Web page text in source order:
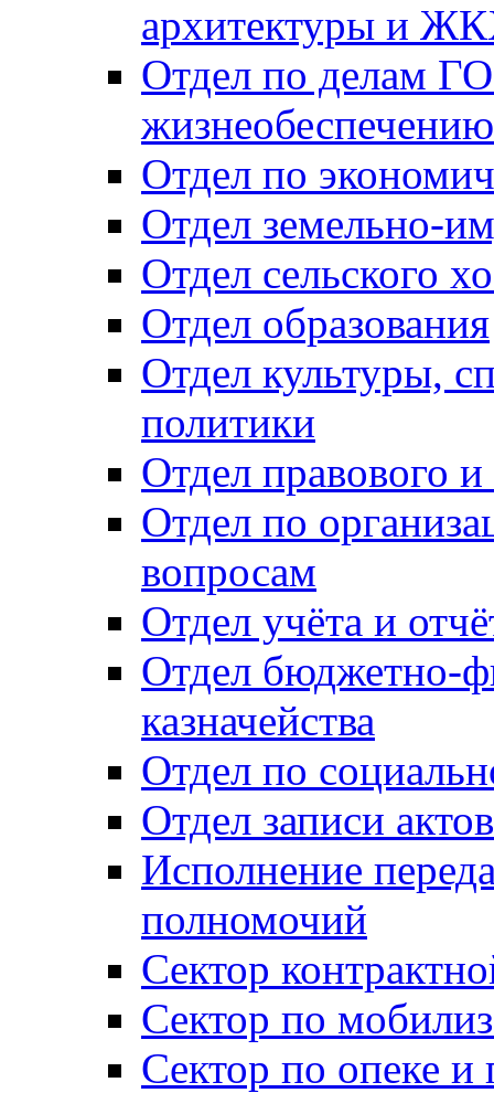
архитектуры и
Отдел по делам
Отдел по
Отдел земельно-
Отдел сельского
Отдел образования
Отдел культуры,
политики
Отдел правового
Отдел по
вопросам
Отдел учёта и
Отдел бюджетно-
казначейства
Отдел по
Отдел записи
Исполнение
полномочий
Сектор
Сектор по
Сектор по опеке и